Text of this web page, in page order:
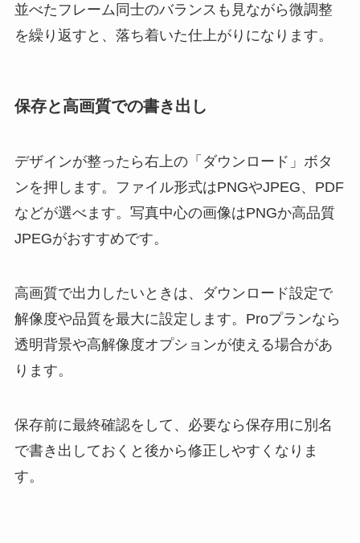
並べたフレーム同士のバランスも見ながら微調整
を繰り返すと、落ち着いた仕上がりになります。
保存と高画質での書き出し
デザインが整ったら右上の「ダウンロード」ボタ
ンを押します。ファイル形式はPNGやJPEG、PDF
などが選べます。写真中心の画像はPNGか高品質
JPEGがおすすめです。
高画質で出力したいときは、ダウンロード設定で
解像度や品質を最大に設定します。Proプランなら
透明背景や高解像度オプションが使える場合があ
ります。
保存前に最終確認をして、必要なら保存用に別名
で書き出しておくと後から修正しやすくなりま
す。